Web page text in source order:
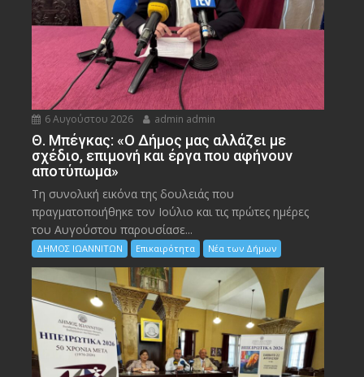
6 Αυγούστου 2026 admin admin
Θ. Μπέγκας: «Ο Δήμος μας αλλάζει με
σχέδιο, επιμονή και έργα που αφήνουν
αποτύπωμα»
Τη συνολική εικόνα της δουλειάς που
πραγματοποιήθηκε τον Ιούλιο και τις πρώτες ημέρες
του Αυγούστου παρουσίασε...
ΔΗΜΟΣ ΙΩΑΝΝΙΤΩΝ Επικαιρότητα Νέα των Δήμων